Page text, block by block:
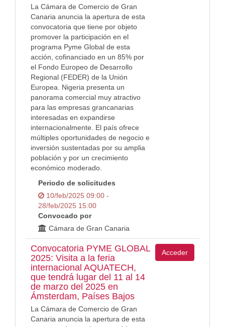
La Cámara de Comercio de Gran
Canaria anuncia la apertura de esta
convocatoria que tiene por objeto
promover la participación en el
programa Pyme Global de esta
acción, cofinanciado en un 85% por
el Fondo Europeo de Desarrollo
Regional (FEDER) de la Unión
Europea. Nigeria presenta un
panorama comercial muy atractivo
para las empresas grancanarias
interesadas en expandirse
internacionalmente. El país ofrece
múltiples oportunidades de negocio e
inversión sustentadas por su amplia
población y por un crecimiento
económico moderado.
Periodo de solicitudes
10/feb/2025 09:00 -
28/feb/2025 15:00
Convocado por
Cámara de Gran Canaria
Convocatoria PYME GLOBAL
2025: Visita a la feria
internacional AQUATECH,
que tendrá lugar del 11 al 14
de marzo del 2025 en
Ámsterdam, Países Bajos
La Cámara de Comercio de Gran
Canaria anuncia la apertura de esta
Acceder